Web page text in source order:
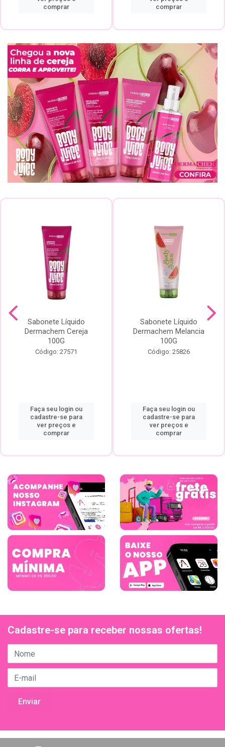
comprar
comprar
Sabonete Líquido
Dermachem Cereja
100G
Código: 27571
Faça seu login ou
cadastre-se para
ver preços e
comprar
Sabonete Líquido
Dermachem Melancia
100G
Código: 25826
Faça seu login ou
cadastre-se para
ver preços e
comprar
Cadastre-se para receber nossas ofertas!